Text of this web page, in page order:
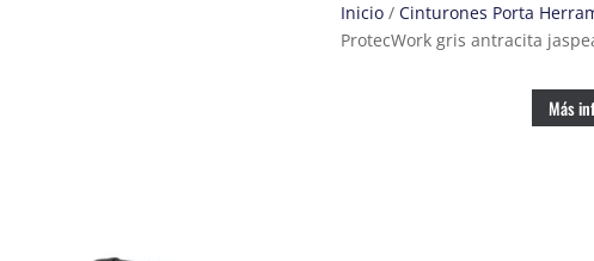
Inicio/ Cinturones Porta
ProtecWork gris antracita
Más